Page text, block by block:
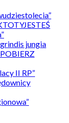
jungia
II RP”